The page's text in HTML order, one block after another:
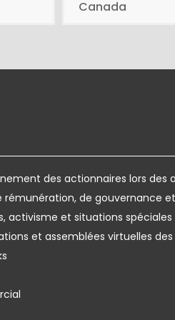
Canada
des actionnaires lors des
rémunération, de gouvernance
activisme et situations spéciales
et assemblées virtuelles